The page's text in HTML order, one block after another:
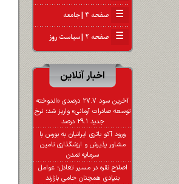
☰ صفحه ۳ | جامعه
☰ صفحه ۲ | سیاست روز
اخبار آنلاین
آخرین سود ۲۷.۷ درصدی «اندوخته
توسعه صادرات آرمانی» واریز شد؛ نرخ
جدید ۲۹.۱ درصد
ورود آکو باتری ایرانیان به بورس با
مشاور پذیرش و ارزشگذاری تامین
سرمایه تمدن
اصلاح نقره در مسیر تعادل؛ عوامل
بنیادی همچنان حامی بازارند